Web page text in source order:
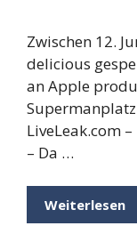
Zwischen 12.
delicious
an Apple
Supermanplatz
LiveLeak.com
– Da …
Weiterlesen